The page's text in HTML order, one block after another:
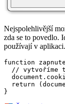
Nejspolehlivější
zda se to povedlo.
používají v aplikaci.
function
// vytvoříme
return
}